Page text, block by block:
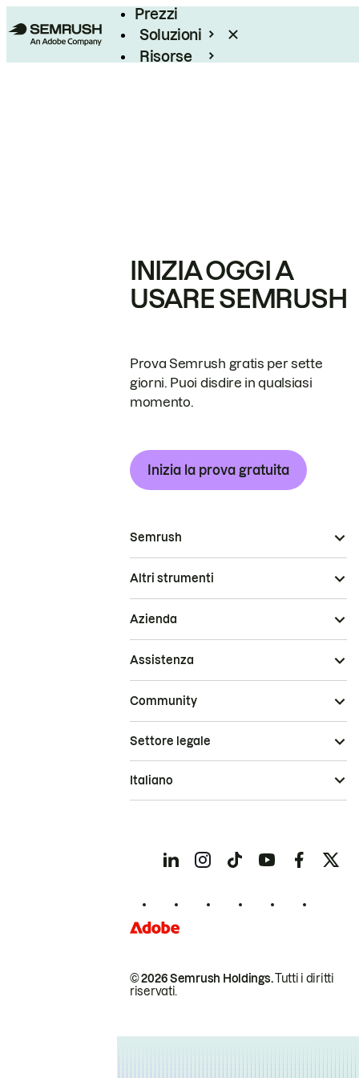
Prezzi
Soluzioni
Risorse
INIZIA OGGI A
USARE SEMRUSH
Prova Semrush gratis per sette
giorni. Puoi disdire in qualsiasi
momento.
Inizia la prova gratuita
Semrush
Altri strumenti
Azienda
Assistenza
Community
© 2026 Semrush Holdings.Tutti i diritti
riservati.
Settore legale
Italiano